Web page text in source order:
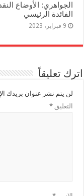
الجواهري: الأوضاع
الفائدة الرئيسي
9 فبراير، 2023
اترك تعليقاً
لن يتم نشر عنوان بريدك
التعليق*